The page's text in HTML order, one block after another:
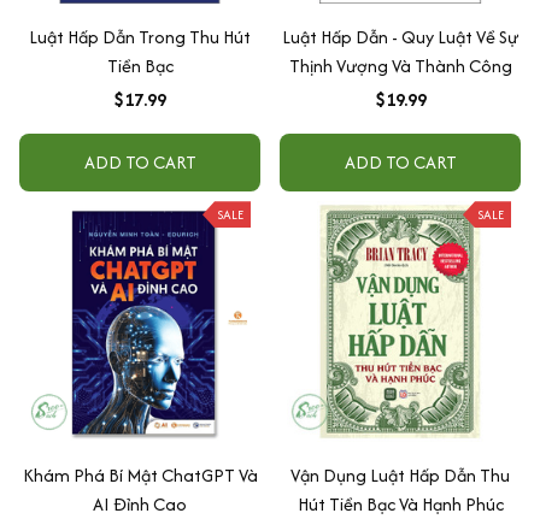
Luật Hấp Dẫn Trong Thu Hút
Tiền Bạc
$17.99
ADD TO CART
Luật Hấp Dẫn - Quy Luật Về Sự
Thịnh Vượng Và Thành Công
$19.99
ADD TO CART
SALE
Khám Phá Bí Mật ChatGPT Và
AI Đỉnh Cao
SALE
Vận Dụng Luật Hấp Dẫn Thu
Hút Tiền Bạc Và Hạnh Phúc